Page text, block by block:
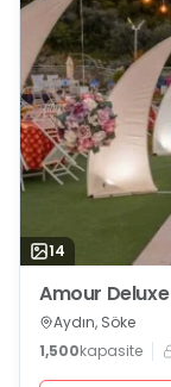
14
Amour Deluxe
Aydın, Söke
1,500kapasite